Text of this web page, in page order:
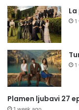
1
1
Plamen ljubavi 27